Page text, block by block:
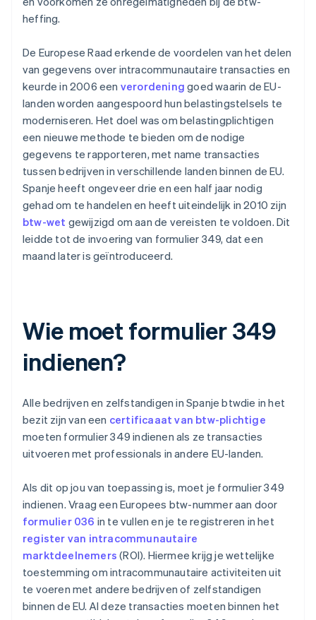
heffing.
De Europese Raad erkende de voordelen van het delen
van gegevens over intracommunautaire transacties en
keurde in 2006 een verordening goed waarin de EU-
landen worden aangespoord hun belastingstelsels te
moderniseren. Het doel was om belastingplichtigen
een nieuwe methode te bieden om de nodige
gegevens te rapporteren, met name transacties
tussen bedrijven in verschillende landen binnen de EU.
Spanje heeft ongeveer drie en een half jaar nodig
gehad om te handelen en heeft uiteindelijk in 2010 zijn
btw-wet gewijzigd om aan de vereisten te voldoen. Dit
leidde tot de invoering van formulier 349, dat een
maand later is geïntroduceerd.
Wie moet formulier 349
indienen?
Alle bedrijven en zelfstandigen in Spanje btwdie in het
bezit zijn van een certificaaat van btw-plichtige
moeten formulier 349 indienen als ze transacties
uitvoeren met professionals in andere EU-landen.
Als dit op jou van toepassing is, moet je formulier 349
indienen. Vraag een Europees btw-nummer aan door
formulier 036 in te vullen en je te registreren in het
register van intracommunautaire
marktdeelnemers (ROI). Hiermee krijg je wettelijke
toestemming om intracommunautaire activiteiten uit
te voeren met andere bedrijven of zelfstandigen
binnen de EU. Al deze transacties moeten binnen het